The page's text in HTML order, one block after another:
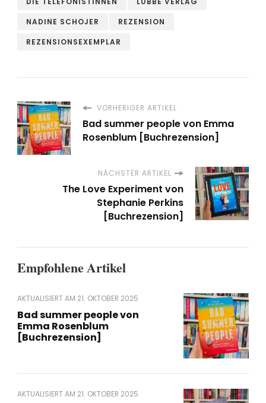
NADINE SCHOJER
REZENSION
REZENSIONSEXEMPLAR
VORHERIGER ARTIKEL
Bad summer people von Emma
Rosenblum [Buchrezension]
NÄCHSTER ARTIKEL
The Love Experiment von
Stephanie Perkins
[Buchrezension]
Empfohlene Artikel
AKTUALISIERT AM 21. OKTOBER 2025
Bad summer people von
Emma Rosenblum
[Buchrezension]
AKTUALISIERT AM 21. OKTOBER 2025